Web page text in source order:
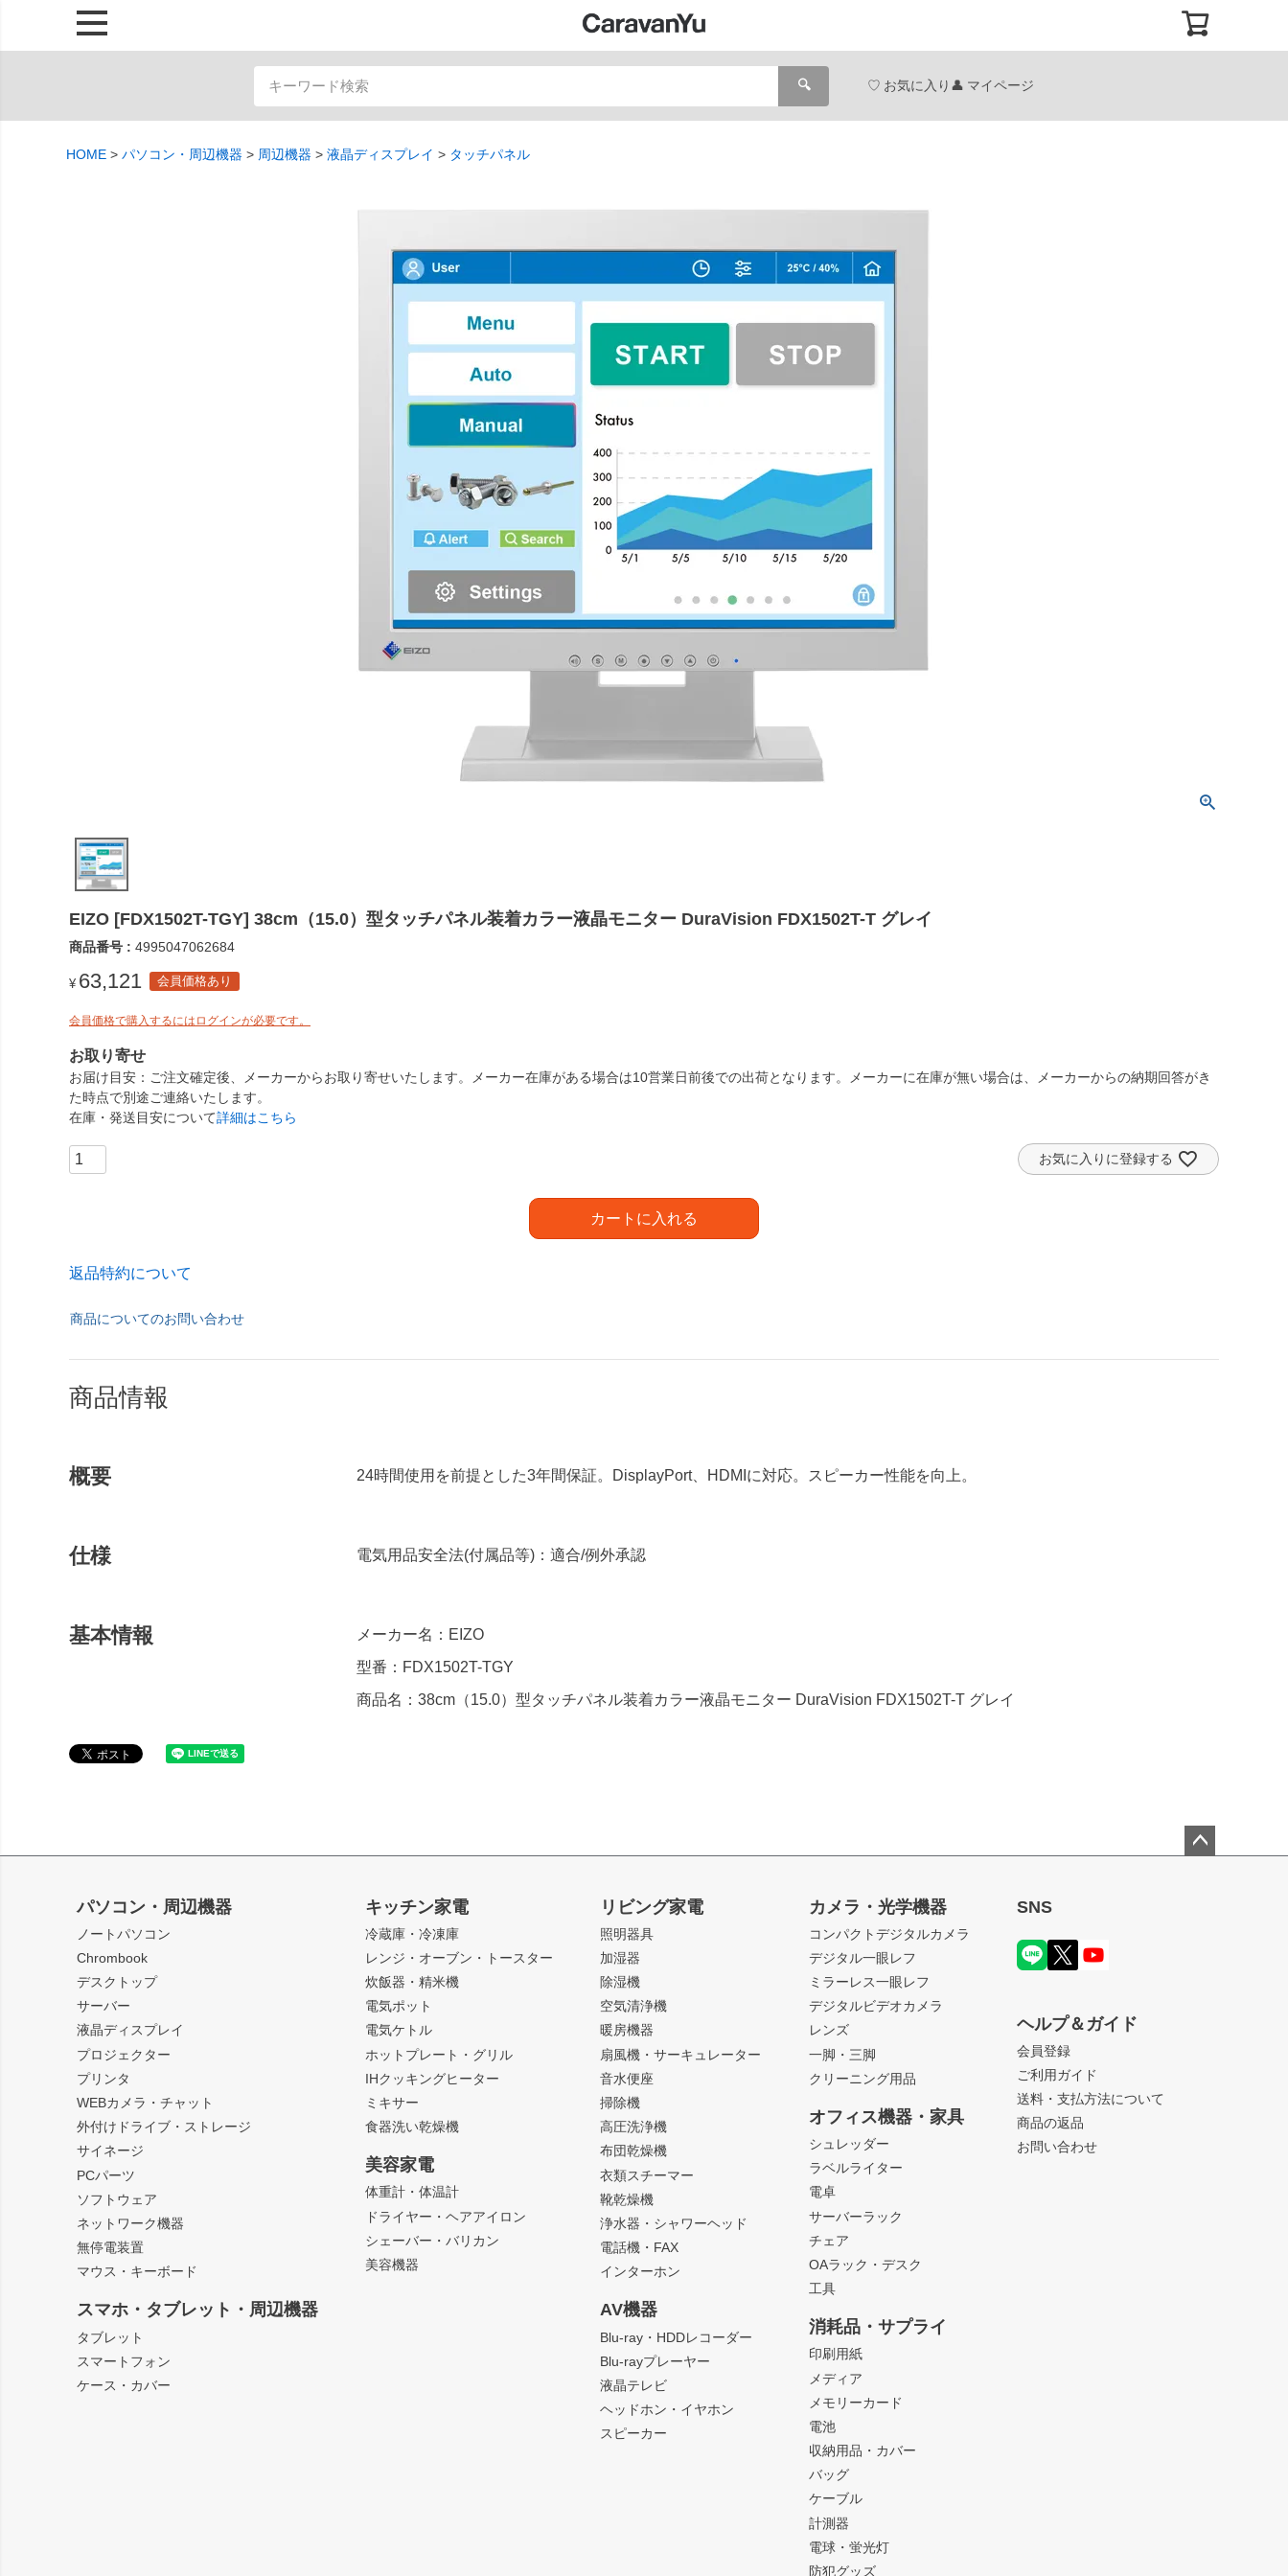
🔍 お気に入り マイページ
HOME パソコン・周辺機器 周辺機器 液晶ディスプレイ タッチパネル
EIZO [FDX1502T-TGY] 38cm（15.0）型タッチパネル装着カラー液晶モニター DuraVision FDX1502T-T グレイ
商品番号 4995047062684
¥ 63,121 会員価格あり
会員価格で購入するにはログインが必要です。
お取り寄せ
お届け目安
ご注文確定後、メーカーからお取り寄せいたします。メーカー在庫がある場合は10営業日前後での出荷となります。メーカーに在庫が無い場合は、メーカーからの納期回答がき
た時点で別途ご連絡いたします。
在庫・発送目安について詳細はこちら
お気に入りに登録する
カートに入れる
返品特約について
商品についてのお問い合わせ
商品情報
概要 24時間使用を前提とした3年間保証。DisplayPort、HDMIに対応。スピーカー性能を向上。
仕様 電気用品安全法(付属品等)：適合/例外承認
基本情報
メーカー名：EIZO
型番：FDX1502T-TGY
商品名：38cm（15.0）型タッチパネル装着カラー液晶モニター DuraVision FDX1502T-T グレイ
パソコン・周辺機器
ノートパソコン
Chrombook
デスクトップ
サーバー
液晶ディスプレイ
プロジェクター
プリンタ
WEBカメラ・チャット
外付けドライブ・ストレージ
サイネージ
PCパーツ
ソフトウェア
ネットワーク機器
無停電装置
マウス・キーボード
スマホ・タブレット・周辺機器
タブレット
スマートフォン
ケース・カバー
キッチン家電
冷蔵庫・冷凍庫
レンジ・オーブン・トースター
炊飯器・精米機
電気ポット
電気ケトル
ホットプレート・グリル
IHクッキングヒーター
ミキサー
食器洗い乾燥機
美容家電
体重計・体温計
ドライヤー・ヘアアイロン
シェーバー・バリカン
美容機器
リビング家電
照明器具
加湿器
除湿機
空気清浄機
暖房機器
扇風機・サーキュレーター
音水便座
掃除機
高圧洗浄機
布団乾燥機
衣類スチーマー
靴乾燥機
浄水器・シャワーヘッド
電話機・FAX
インターホン
AV機器
Blu-ray・HDDレコーダー
Blu-rayプレーヤー
液晶テレビ
ヘッドホン・イヤホン
スピーカー
カメラ・光学機器
コンパクトデジタルカメラ
デジタル一眼レフ
ミラーレス一眼レフ
デジタルビデオカメラ
レンズ
一脚・三脚
クリーニング用品
オフィス機器・家具
シュレッダー
ラベルライター
電卓
サーバーラック
チェア
OAラック・デスク
工具
消耗品・サプライ
印刷用紙
メディア
メモリーカード
電池
収納用品・カバー
バッグ
ケーブル
計測器
電球・蛍光灯
防犯グッズ
SNS
ヘルプ＆ガイド
会員登録
ご利用ガイド
送料・支払方法について
商品の返品
お問い合わせ